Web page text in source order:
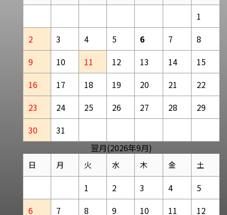
1
2
3 4 5 6 7
8
9
10 11 12 13 14
15
16
17 18 19 20 21
22
23
24 25 26 27 28
29
30
31
翌月(2026年9月)
日 月 火 水 木 金 土
1 2 3 4
5
6
7 8 9 10 11
12